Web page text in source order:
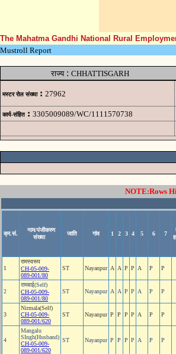
The Mahatma Gandhi National Rural
Mustroll Report
राज्य: CHHATTISGARH
मस्टर रोल संख्या : 27962
कार्य-संहित : 3305009089/WC/1111570738
NOTE:Rows
क्र.सं.
नाम/पंजीकरण
संख्या
जाति गांव 1 2 3 4 5 6 7
1
रामस्‍वरूप
CH-05-009-
089-001/80
ST Nayanpur A A P P A P P
2
रामबाई(Self)
CH-05-009-
089-001/80
ST Nayanpur A A P P A P P
3
Nirmala(Self)
CH-05-009-
089-001/620
ST Nayanpur P P P P A P P
4
Mangalu
SIngh(Husband)
CH-05-009-
089-001/620
ST Nayanpur P P P P A P P